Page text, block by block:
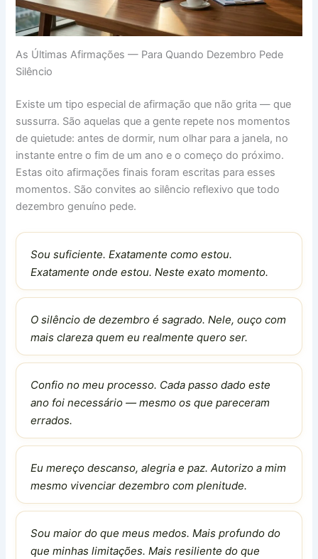
As Últimas Afirmações — Para Quando Dezembro Pede
Silêncio
Existe um tipo especial de afirmação que não grita — que
sussurra. São aquelas que a gente repete nos momentos
de quietude: antes de dormir, num olhar para a janela, no
instante entre o fim de um ano e o começo do próximo.
Estas oito afirmações finais foram escritas para esses
momentos. São convites ao silêncio reflexivo que todo
dezembro genuíno pede.
Sou suficiente. Exatamente como estou.
Exatamente onde estou. Neste exato momento.
O silêncio de dezembro é sagrado. Nele, ouço com
mais clareza quem eu realmente quero ser.
Confio no meu processo. Cada passo dado este
ano foi necessário — mesmo os que pareceram
errados.
Eu mereço descanso, alegria e paz. Autorizo a mim
mesmo vivenciar dezembro com plenitude.
Sou maior do que meus medos. Mais profundo do
que minhas limitações. Mais resiliente do que